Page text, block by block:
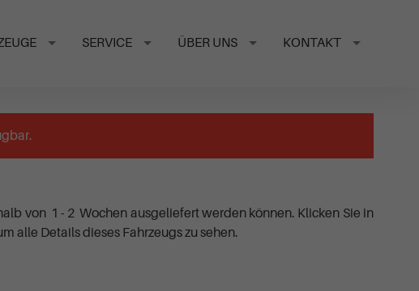
SERVICE ÜBER UNS KONTAKT
von 1 - 2 Wochen ausgeliefert werden können. Klicken Sie in
alle Details dieses Fahrzeugs zu sehen.